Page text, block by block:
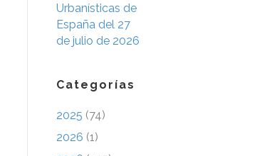
Urbanísticas de
España del 27
de julio de 2026
Categorías
2025 (74)
2026 (1)